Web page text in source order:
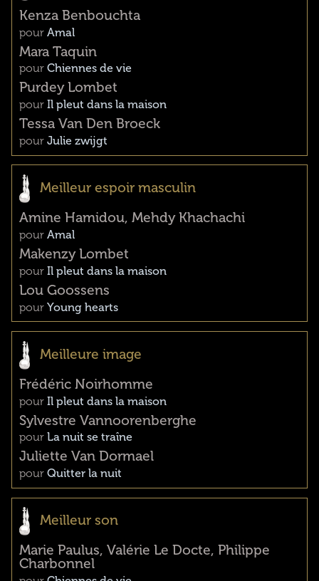
Kenza Benbouchta
pour Amal
Mara Taquin
pour Chiennes de vie
Purdey Lombet
pour Il pleut dans la maison
Tessa Van Den Broeck
pour Julie zwijgt
Meilleur espoir masculin
Amine Hamidou, Mehdy Khachachi
pour Amal
Makenzy Lombet
pour Il pleut dans la maison
Lou Goossens
pour Young hearts
Meilleure image
Frédéric Noirhomme
pour Il pleut dans la maison
Sylvestre Vannoorenberghe
pour La nuit se traîne
Juliette Van Dormael
pour Quitter la nuit
Meilleur son
Marie Paulus, Valérie Le Docte, Philippe
Charbonnel